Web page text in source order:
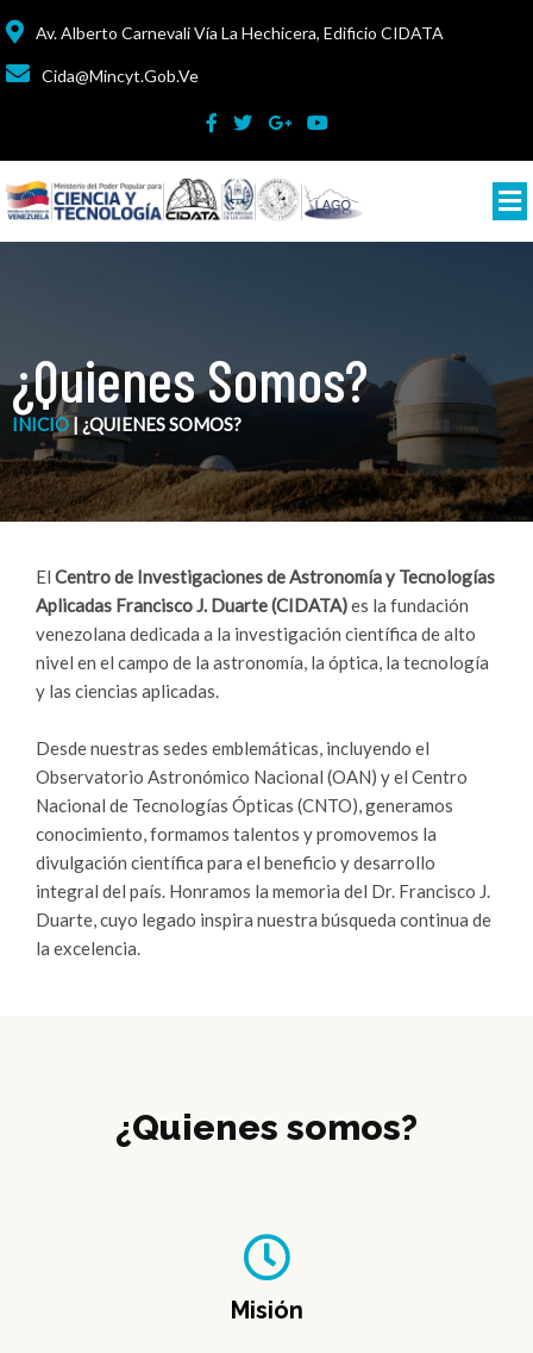
Av. Alberto Carnevali Vía La Hechicera, Edificio CIDATA
Cida@mincyt.gob.ve
¿Quienes Somos?
INICIO|¿QUIENES SOMOS?
El Centro de Investigaciones de Astronomía y Tecnologías
Aplicadas Francisco J. Duarte (CIDATA)es la fundación
venezolana dedicada a la investigación científica de alto
nivel en el campo de la astronomía, la óptica, la tecnología
y las ciencias aplicadas.
Desde nuestras sedes emblemáticas, incluyendo el
Observatorio Astronómico Nacional (OAN) y el Centro
Nacional de Tecnologías Ópticas (CNTO), generamos
conocimiento, formamos talentos y promovemos la
divulgación científica para el beneficio y desarrollo
integral del país. Honramos la memoria del Dr. Francisco J.
Duarte, cuyo legado inspira nuestra búsqueda continua de
la excelencia.
¿Quienes somos?
Misión